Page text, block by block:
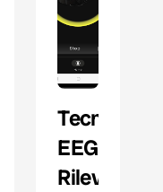
Tecnologia
EEG